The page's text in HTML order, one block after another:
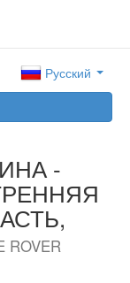
Русский
-
ROVER